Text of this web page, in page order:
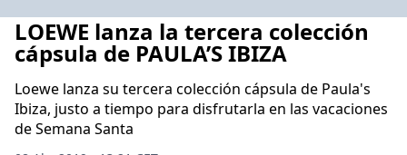
LOEWE lanza la tercera colección
cápsula de PAULA’S IBIZA
Loewe lanza su tercera colección cápsula de Paula's
Ibiza, justo a tiempo para disfrutarla en las vacaciones
de Semana Santa